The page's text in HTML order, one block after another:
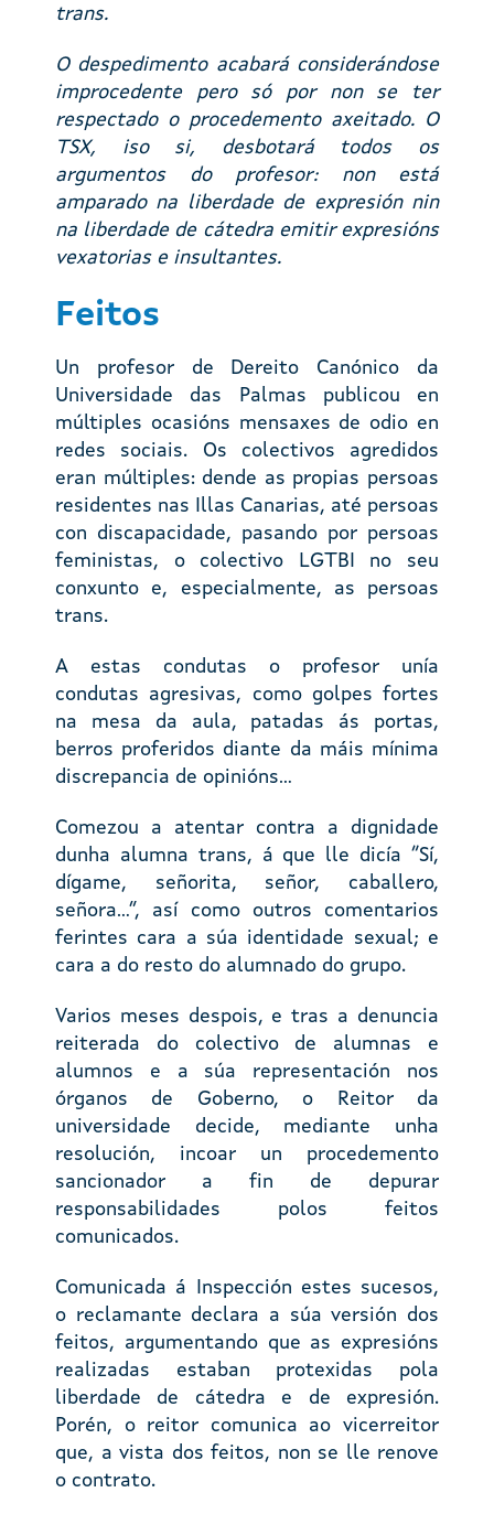
trans.
O despedimento acabará considerándose
improcedente pero só por non se ter
respectado o procedemento axeitado. O
TSX, iso si, desbotará todos os
argumentos do profesor: non está
amparado na liberdade de expresión nin
na liberdade de cátedra emitir expresións
vexatorias e insultantes.
Feitos
Un profesor de Dereito Canónico da
Universidade das Palmas publicou en
múltiples ocasións mensaxes de odio en
redes sociais. Os colectivos agredidos
eran múltiples: dende as propias persoas
residentes nas Illas Canarias, até persoas
con discapacidade, pasando por persoas
feministas, o colectivo LGTBI no seu
conxunto e, especialmente, as persoas
trans.
A estas condutas o profesor unía
condutas agresivas, como golpes fortes
na mesa da aula, patadas ás portas,
berros proferidos diante da máis mínima
discrepancia de opinións…
Comezou a atentar contra a dignidade
dunha alumna trans, á que lle dicía “Sí,
dígame, señorita, señor, caballero,
señora…”, así como outros comentarios
ferintes cara a súa identidade sexual; e
cara a do resto do alumnado do grupo.
Varios meses despois, e tras a denuncia
reiterada do colectivo de alumnas e
alumnos e a súa representación nos
órganos de Goberno, o Reitor da
universidade decide, mediante unha
resolución, incoar un procedemento
sancionador a fin de depurar
responsabilidades polos feitos
comunicados.
Comunicada á Inspección estes sucesos,
o reclamante declara a súa versión dos
feitos, argumentando que as expresións
realizadas estaban protexidas pola
liberdade de cátedra e de expresión.
Porén, o reitor comunica ao vicerreitor
que, a vista dos feitos, non se lle renove
o contrato.